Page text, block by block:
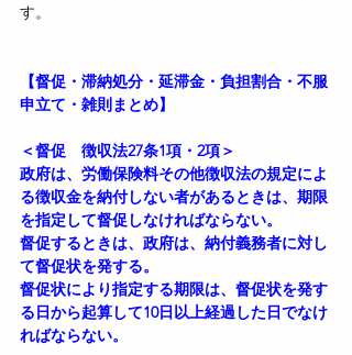
す。
【督促・滞納処分・延滞金・負担割合・不服
申立て・雑則まとめ】
＜督促　徴収法27条1項・2項＞
政府は、労働保険料その他徴収法の規定によ
る徴収金を納付しない者があるときは、期限
を指定して督促しなければならない。
督促するときは、政府は、納付義務者に対し
て督促状を発する。
督促状により指定する期限は、督促状を発す
る日から起算して10日以上経過した日でなけ
ればならない。